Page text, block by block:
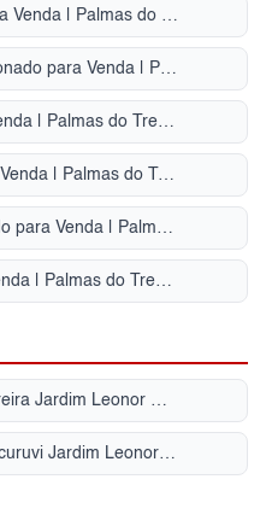
Casa Térrea com lareira para Venda | Palmas do Tremembé
Casa Térrea com ar condicionado para Venda | Palmas do Tremembé
Sobrado com quintal para Venda | Palmas do Tremembé
Apartamento no térreo para Venda | Palmas do Tremembé
Sobrado com ar condicionado para Venda | Palmas do Tremembé
Sobrado com lareira para Venda | Palmas do Tremembé
Condomínio Chácara Cantareira Jardim Leonor Mendes de Barros
Condomínio Habitacional Tucuruvi Jardim Leonor Mendes de Barros